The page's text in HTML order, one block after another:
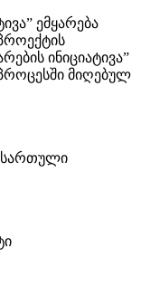
ემყარება
ინიციატივა”
მიღებულ
სართული